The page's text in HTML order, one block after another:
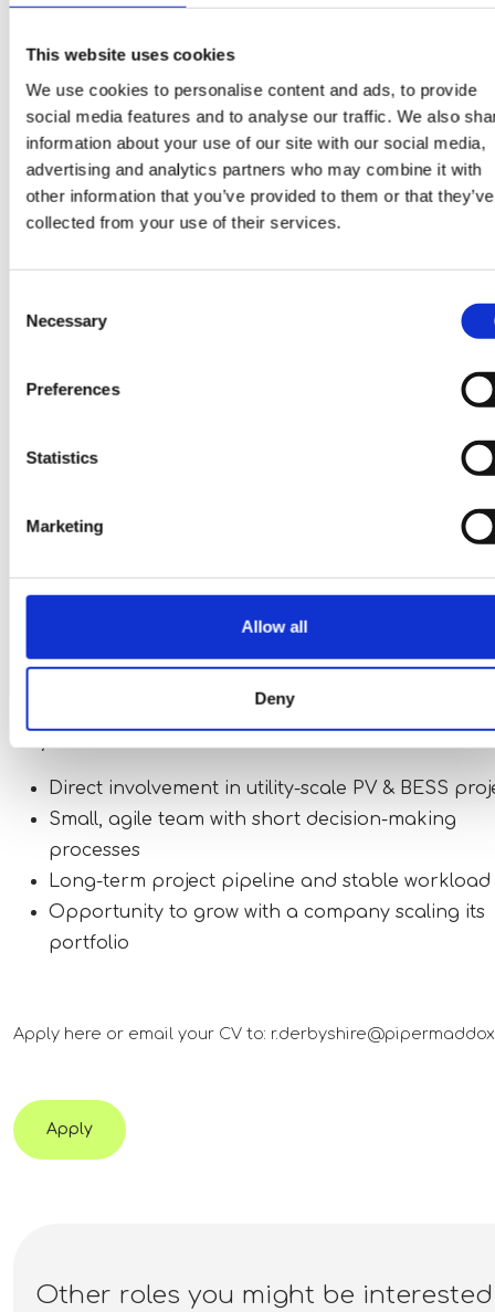
This website uses cookies
We use cookies to personalise content and ads, to provide
social media features and to analyse our traffic. We also
information about your use of our site with our social media,
advertising and analytics partners who may combine it with
other information that you’ve provided to them or that they’ve
collected from your use of their services.
Selection
Necessary
Preferences
Statistics
Marketing
Allow all
Deny
Support commissioning, MV infrastructure
and wider engineering activities to deliver
safely, efficiently, and in line with industry
What You Bring:
grid compliance, or renewable energy
projects - 1 year's experience considered for the
Strong understanding of German grid
4110/4120)
commissioning processes
considered for the right candidate
Experience within solar PV and/or BESS
Direct involvement in utility-scale PV & BESS
Small, agile team with short decision-making
processes
Long-term project pipeline and stable workload
Opportunity to grow with a company scaling its
portfolio
Apply here or email your CV to:
Apply
Other roles you might be interested